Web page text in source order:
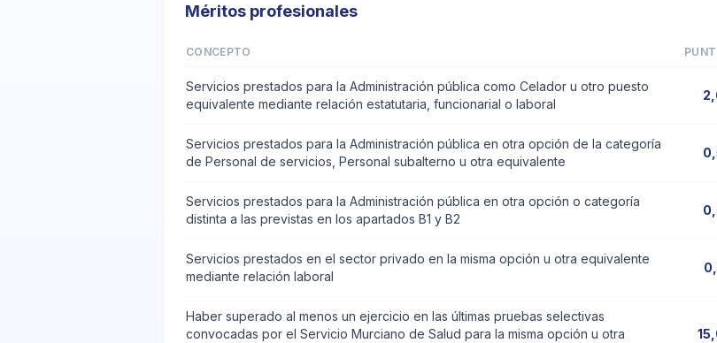
Méritos profesionales
CONCEPTO
Servicios prestados para la Administración pública como Celador u otro puesto
equivalente mediante relación estatutaria, funcionarial o laboral
Servicios prestados para la Administración pública en otra opción de la categoría
de Personal de servicios, Personal subalterno u otra equivalente
Servicios prestados para la Administración pública en otra opción o categoría
distinta a las previstas en los apartados B1 y B2
Servicios prestados en el sector privado en la misma opción u otra equivalente
mediante relación laboral
Haber superado al menos un ejercicio en las últimas pruebas selectivas
convocadas por el Servicio Murciano de Salud para la misma opción u otra